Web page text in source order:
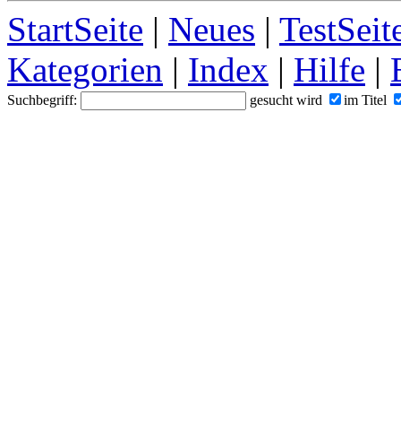
StartSeite | Neues |
Kategorien | Index | Hilfe |
Suchbegriff: gesucht wird im Titel